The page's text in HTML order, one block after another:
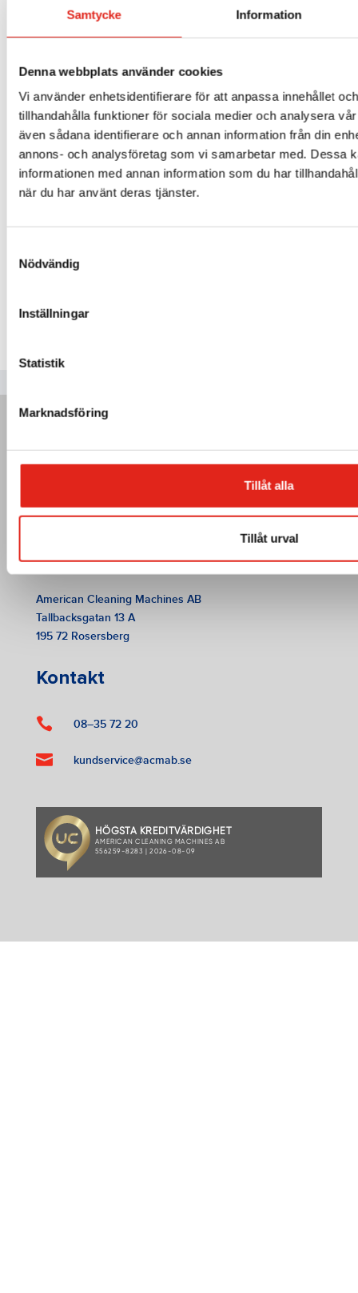
Samtycke Information
Denna webbplats använder cookies
Vi använder enhetsidentifierare för att anpassa innehållet
tillhandahålla funktioner för sociala medier och analysera
även sådana identifierare och annan information från din
annons- och analysföretag som vi samarbetar med. Dessa
informationen med annan information som du har
när du har använt deras tjänster.
Nödvändig
Inställningar
Statistik
Marknadsföring
Tillåt alla
Tillåt urval
2 786kr
American Cleaning Machines AB
Tallbacksgatan 13 A
195 72 Rosersberg
Kontakt
 08–35 72 20
 kundservice@acmab.se